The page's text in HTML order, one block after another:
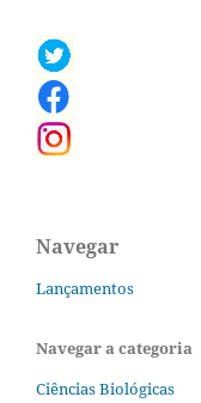
Navegar
Lançamentos
Navegar a categoria
Ciências Biológicas